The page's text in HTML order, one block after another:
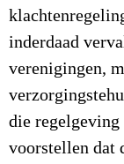
inderdaad
verenigingen,
die regelgeving
voorstellen dat